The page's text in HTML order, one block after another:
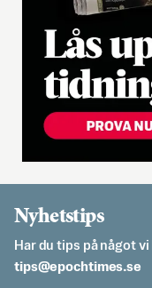
Nyhetstips
Har du tips på något vi
es.semithcope@spit